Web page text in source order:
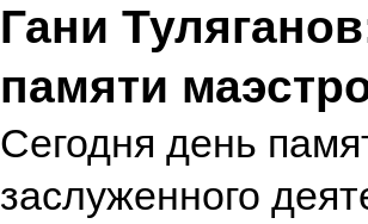
Гани
памяти
Сегодня день
заслуженного